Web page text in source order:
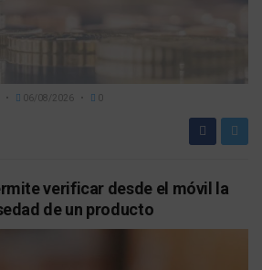
06/08/2026 0
verificar desde el móvil la
de un producto